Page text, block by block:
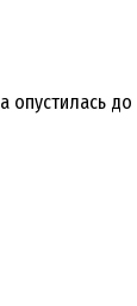
опустилась до